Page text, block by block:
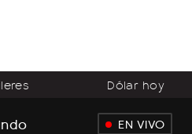
Dólar hoy
EN VIVO